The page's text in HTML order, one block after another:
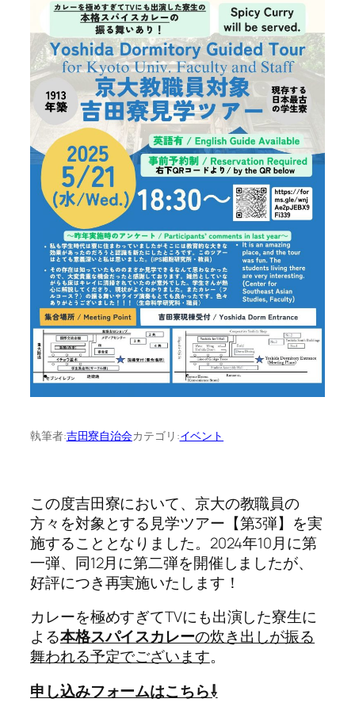
執筆者:吉田寮自治会カテゴリ:イベント
この度吉田寮において、京大の教職員の
方々を対象とする見学ツアー【第3弾】を実
施することとなりました。2024年10月に第
一弾、同12月に第二弾を開催しましたが、
好評につき再実施いたします！
カレーを極めすぎてTVにも出演した寮生に
よる本格スパイスカレーの炊き出しが振る
舞われる予定でございます。
申し込みフォームはこちら⇩